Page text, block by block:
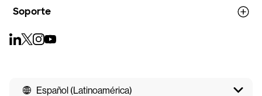
Soporte
Español (Latinoamérica)